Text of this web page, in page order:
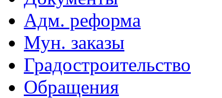
Адм. реформа
Мун. заказы
Градостроительство
Обращения